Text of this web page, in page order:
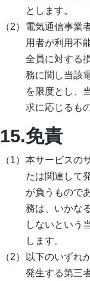
とします。
電気通信事業
用者が利用不
全員に対する
務に関し当該
を限度とし、
求に応じるも
15.免責
本サービスの
たは関連して
が負うもので
務は、いかな
しないという
します。
以下のいずれ
発生する第三